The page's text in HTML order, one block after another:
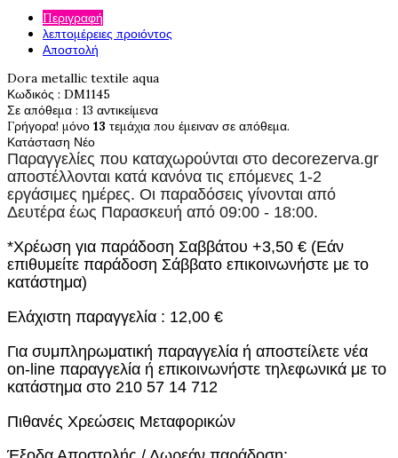
Περιγραφή
λεπτομέρειες προιόντος
Αποστολή
Dora metallic textile aqua
Κωδικός : DM1145
Σε απόθεμα : 13 αντικείμενα
Γρήγορα! μόνο 13 τεμάχια που έμειναν σε απόθεμα.
Κατάσταση Νέο
Παραγγελίες που καταχωρούνται στο decorezerva.gr
αποστέλλονται κατά κανόνα τις επόμενες 1-2
εργάσιμες ημέρες. Οι παραδόσεις γίνονται από
Δευτέρα έως Παρασκευή από 09:00 - 18:00.
*Χρέωση για παράδοση Σαββάτου +3,50 € (Εάν
επιθυμείτε παράδοση Σάββατο επικοινωνήστε με το
κατάστημα)
Ελάχιστη παραγγελία : 12,00 €
Για συμπληρωματική παραγγελία ή αποστείλετε νέα
on-line παραγγελία ή επικοινωνήστε τηλεφωνικά με το
κατάστημα στο 210 57 14 712
Πιθανές Χρεώσεις Μεταφορικών